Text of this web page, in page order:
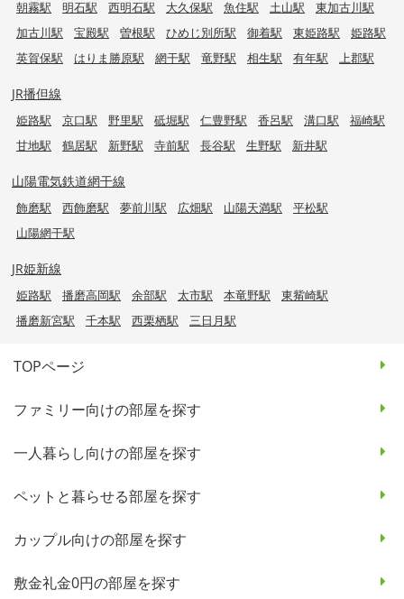
朝霧駅 明石駅 西明石駅 大久保駅 魚住駅 土山駅
東加古川駅
加古川駅
宝殿駅 曽根駅 ひめじ別所駅 御着駅 東姫路駅
姫路駅
英賀保駅
はりま勝原駅 網干駅 竜野駅 相生駅 有年駅 上郡駅
JR播但線
姫路駅 京口駅 野里駅 砥堀駅 仁豊野駅 香呂駅 溝口駅
福崎駅
甘地駅
鶴居駅 新野駅 寺前駅 長谷駅 生野駅 新井駅
山陽電気鉄道網干線
飾磨駅 西飾磨駅 夢前川駅 広畑駅 山陽天満駅
平松駅
山陽網干駅
JR姫新線
姫路駅 播磨高岡駅 余部駅 太市駅 本竜野駅
東觜崎駅
播磨新宮駅
千本駅 西栗栖駅 三日月駅
TOPページ
ファミリー向けの部屋を探す
一人暮らし向けの部屋を探す
ペットと暮らせる部屋を探す
カップル向けの部屋を探す
敷金礼金0円の部屋を探す